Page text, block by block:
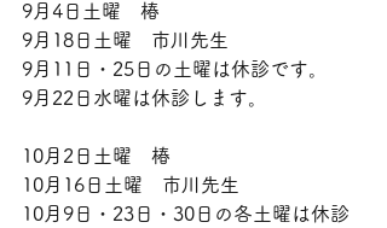
9月4日土曜　椿
9月18日土曜　市川先生
9月11日・25日の土曜は休診です。
9月22日水曜は休診します。
10月2日土曜　椿
10月16日土曜　市川先生
10月9日・23日・30日の各土曜は休診